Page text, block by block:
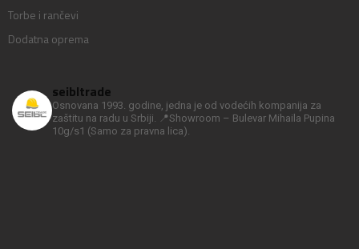
Torbe i rančevi
Dodatna oprema
seibltrade
Osnovana 1993. godine, jedna je od vodećih kompanija za
zaštitu na radu u Srbiji.
📍Showroom – Bulevar Mihaila Pupina
10g/s1 (Samo za pravna lica).